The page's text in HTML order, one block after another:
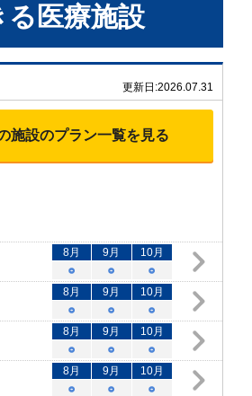
る 医療施設
更新日:2026.07.31
施設のプラン一覧を見る
8月 9月 10月
○
○ ○
8月 9月 10月
○
○ ○
8月 9月 10月
○
○ ○
8月 9月 10月
○
○ ○